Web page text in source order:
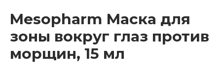
Mesopharm Маска для
зоны вокруг глаз против
морщин, 15 мл